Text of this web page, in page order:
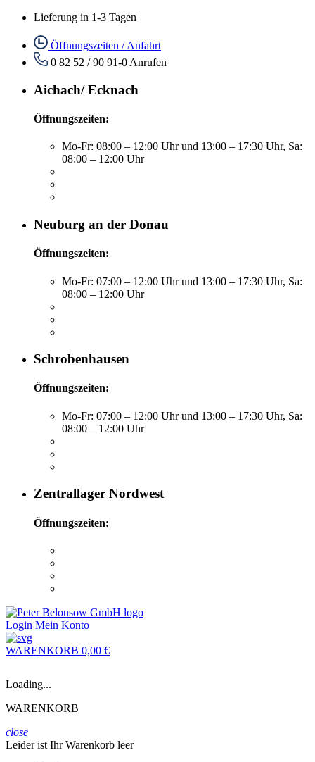
Lieferung in 1-3 Tagen
Öffnungszeiten / Anfahrt
0 82 52 / 90 91-0 Anrufen
Aichach/ Ecknach
Öffnungszeiten:
Mo-Fr: 08:00 – 12:00 Uhr und 13:00 – 17:30 Uhr, Sa:
08:00 – 12:00 Uhr
Neuburg an der Donau
Öffnungszeiten:
Mo-Fr: 07:00 – 12:00 Uhr und 13:00 – 17:30 Uhr, Sa:
08:00 – 12:00 Uhr
Schrobenhausen
Öffnungszeiten:
Mo-Fr: 07:00 – 12:00 Uhr und 13:00 – 17:30 Uhr, Sa:
08:00 – 12:00 Uhr
Zentrallager Nordwest
Öffnungszeiten:
Login Mein Konto
WARENKORB 0,00 €
Loading...
WARENKORB
close
Leider ist Ihr Warenkorb leer